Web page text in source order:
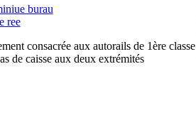
consacrée aux autorails de 1ère classe
de caisse aux deux extrémités